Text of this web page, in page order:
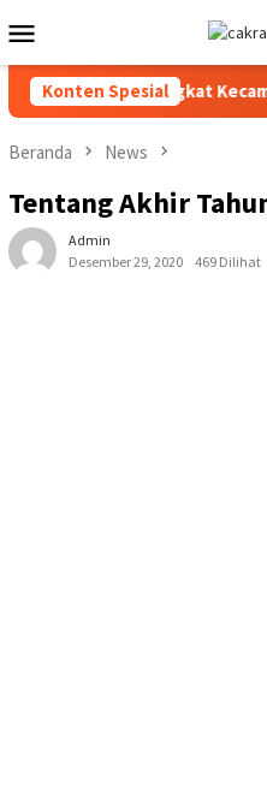
ke
kontenMobile
Konten Spesial
Tingkat Kecamatan
Beranda News
Tentang Akhir
Admin
Desember 29, 2020
469 Dilihat